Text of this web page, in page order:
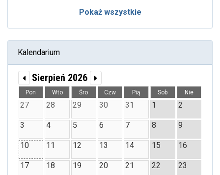
Pokaż wszystkie
Kalendarium
Sierpień 2026
Pon Wto Śro Czw Pią Sob Nie
27 28 29 30 31 1 2
3 4 5 6 7 8 9
10 11 12 13 14 15 16
17 18 19 20 21 22 23